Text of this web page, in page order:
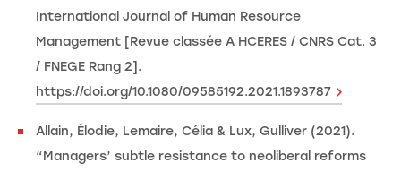
International Journal of Human Resource
Management [Revue classée A HCERES / CNRS Cat. 3
/ FNEGE Rang 2].
https://doi.org/10.1080/09585192.2021.1893787
Allain, Élodie, Lemaire, Célia & Lux, Gulliver (2021).
“Managers’ subtle resistance to neoliberal reforms